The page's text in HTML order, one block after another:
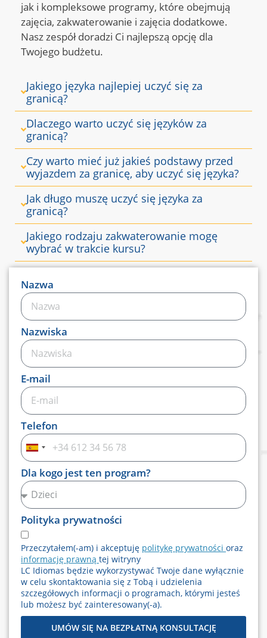
Nazwa
Nazwiska
E-mail
Telefon
Hiszpania
+34
Dla kogo jest ten program?
Polityka prywatności
Przeczytałem(-am) i akceptuję politykę prywatności oraz
informację prawną tej witryny
LC Idiomas będzie wykorzystywać Twoje dane wyłącznie
w celu skontaktowania się z Tobą i udzielenia
szczegółowych informacji o programach, którymi jesteś
lub możesz być zainteresowany(-a).
UMÓW SIĘ NA BEZPŁATNĄ KONSULTACJĘ
jak i kompleksowe programy, które obejmują
zajęcia, zakwaterowanie i zajęcia dodatkowe.
Nasz zespół doradzi Ci najlepszą opcję dla
Twojego budżetu.
Jakiego języka najlepiej uczyć się za
granicą?
Dlaczego warto uczyć się języków za
granicą?
Czy warto mieć już jakieś podstawy przed
wyjazdem za granicę, aby uczyć się języka?
Jak długo muszę uczyć się języka za
granicą?
Jakiego rodzaju zakwaterowanie mogę
wybrać w trakcie kursu?